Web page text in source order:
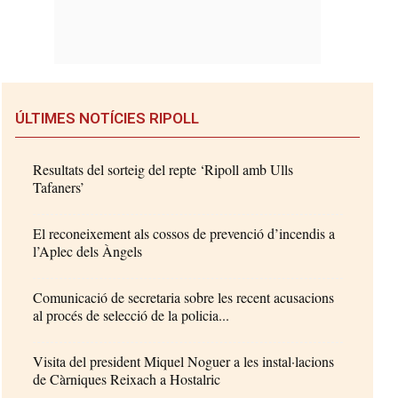
ÚLTIMES NOTÍCIES RIPOLL
Resultats del sorteig del repte ‘Ripoll amb Ulls
Tafaners’
El reconeixement als cossos de prevenció d’incendis a
l’Aplec dels Àngels
Comunicació de secretaria sobre les recent acusacions
al procés de selecció de la policia...
Visita del president Miquel Noguer a les instal·lacions
de Càrniques Reixach a Hostalric